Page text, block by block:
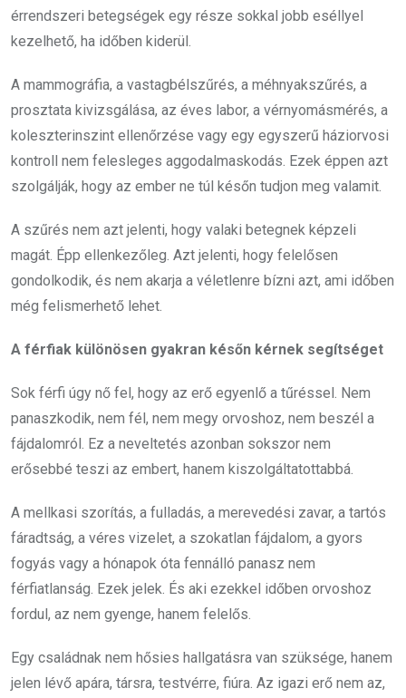
érrendszeri betegségek egy része sokkal jobb eséllyel
kezelhető, ha időben kiderül.
A mammográfia, a vastagbélszűrés, a méhnyakszűrés, a
prosztata kivizsgálása, az éves labor, a vérnyomásmérés, a
koleszterinszint ellenőrzése vagy egy egyszerű háziorvosi
kontroll nem felesleges aggodalmaskodás. Ezek éppen azt
szolgálják, hogy az ember ne túl későn tudjon meg valamit.
A szűrés nem azt jelenti, hogy valaki betegnek képzeli
magát. Épp ellenkezőleg. Azt jelenti, hogy felelősen
gondolkodik, és nem akarja a véletlenre bízni azt, ami időben
még felismerhető lehet.
A férfiak különösen gyakran későn kérnek segítséget
Sok férfi úgy nő fel, hogy az erő egyenlő a tűréssel. Nem
panaszkodik, nem fél, nem megy orvoshoz, nem beszél a
fájdalomról. Ez a neveltetés azonban sokszor nem
erősebbé teszi az embert, hanem kiszolgáltatottabbá.
A mellkasi szorítás, a fulladás, a merevedési zavar, a tartós
fáradtság, a véres vizelet, a szokatlan fájdalom, a gyors
fogyás vagy a hónapok óta fennálló panasz nem
férfiatlanság. Ezek jelek. És aki ezekkel időben orvoshoz
fordul, az nem gyenge, hanem felelős.
Egy családnak nem hősies hallgatásra van szüksége, hanem
jelen lévő apára, társra, testvérre, fiúra. Az igazi erő nem az,